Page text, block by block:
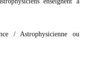
/ Astrophysicienne ou